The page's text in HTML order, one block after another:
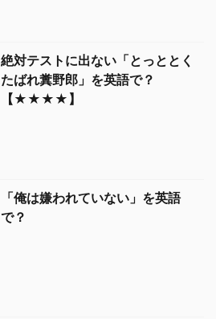
絶対テストに出ない「とっととく
たばれ糞野郎」を英語で？
【★★★★】
「俺は嫌われていない」を英語
で？